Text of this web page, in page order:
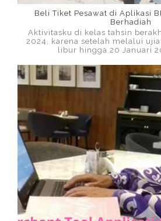
Beli Tiket Pesawat di Aplikasi
Berhadiah
Aktivitasku di kelas tahsin
2024, karena setelah melalui
libur hingga 20 Januari